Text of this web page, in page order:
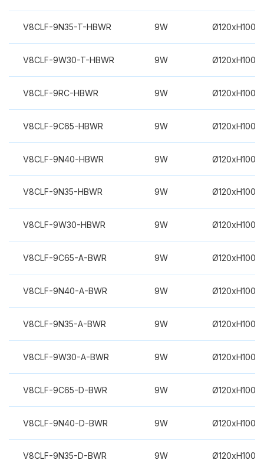
V8CLF-9N35-T-HBWR 9W
V8CLF-9W30-T-HBWR 9W
V8CLF-9RC-HBWR 9W
V8CLF-9C65-HBWR 9W
V8CLF-9N40-HBWR 9W
V8CLF-9N35-HBWR 9W
V8CLF-9W30-HBWR 9W
V8CLF-9C65-A-BWR 9W
V8CLF-9N40-A-BWR 9W
V8CLF-9N35-A-BWR 9W
V8CLF-9W30-A-BWR 9W
V8CLF-9C65-D-BWR 9W
V8CLF-9N40-D-BWR 9W
V8CLF-9N35-D-BWR 9W